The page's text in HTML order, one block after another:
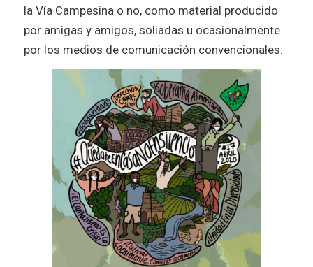
la Vía Campesina o no, como material producido
por amigas y amigos, soliadas u ocasionalmente
por los medios de comunicación convencionales.